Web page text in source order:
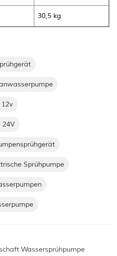
30,5 kg
12v
24V
Sprühpumpe
Wassersprühpumpe